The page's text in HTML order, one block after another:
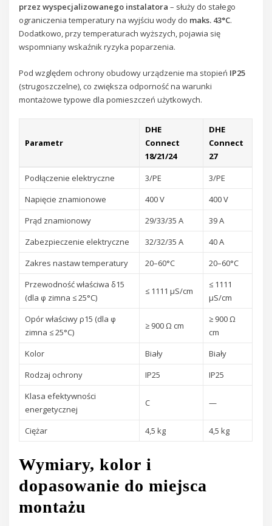
przez wyspecjalizowanego instalatora – służy do stałego
ograniczenia temperatury na wyjściu wody do maks. 43°C.
Dodatkowo, przy temperaturach wyższych, pojawia się
wspomniany wskaźnik ryzyka poparzenia.
Pod względem ochrony obudowy urządzenie ma stopień IP25
(strugoszczelne), co zwiększa odporność na warunki
montażowe typowe dla pomieszczeń użytkowych.
Parametr
DHE
Connect
18/21/24
DHE
Connect
27
Podłączenie elektryczne
3/PE
3/PE
Napięcie znamionowe
400 V
400 V
Prąd znamionowy
29/33/35 A
39 A
Zabezpieczenie elektryczne
32/32/35 A
40 A
Zakres nastaw temperatury
20–60°C
20–60°C
Przewodność właściwa δ15
(dla φ zimna ≤ 25°C)
≤ 1111 μS/cm
≤ 1111
μS/cm
Opór właściwy ρ15 (dla φ
zimna ≤ 25°C)
≥ 900 Ω cm
≥ 900 Ω
cm
Kolor
Biały
Biały
Rodzaj ochrony
IP25
IP25
Klasa efektywności
energetycznej
C —
Ciężar 4,5 kg 4,5 kg
Wymiary, kolor i
dopasowanie do miejsca
montażu